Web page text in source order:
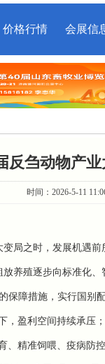
价格行情 会展信
反刍动物产
时间：2026-5-11
局之时，发展机遇
养殖逐步向标准化
保障措施，实行国
，盈利空间持续承
、精准饲喂、疫病防